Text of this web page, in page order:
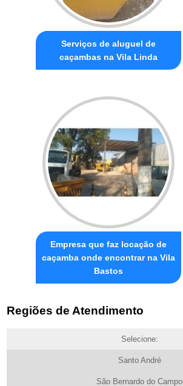
Serviços de aluguel de
caçambas na Vila Linda
Empresa que faz locação de
caçamba onde encontrar na Vila
Bastos
Regiões de Atendimento
Selecione:
Santo André
São Bernardo do Campo